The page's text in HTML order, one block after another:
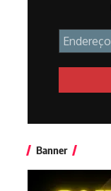
Banner